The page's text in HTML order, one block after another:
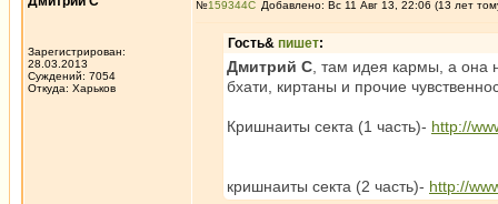
Зарегистрирован:
28.03.2013
Суждений: 7054
Откуда: Харьков
№159344 Добавлено: Вс 11 Авг 13, 22:06 (13 лет
Гость& пишет:
Дмитрий С , там идея кармы, а она
бхати, киртаны и прочие
Кришнаиты секта (1 часть)- http://
кришнаиты секта (2 часть)- http://